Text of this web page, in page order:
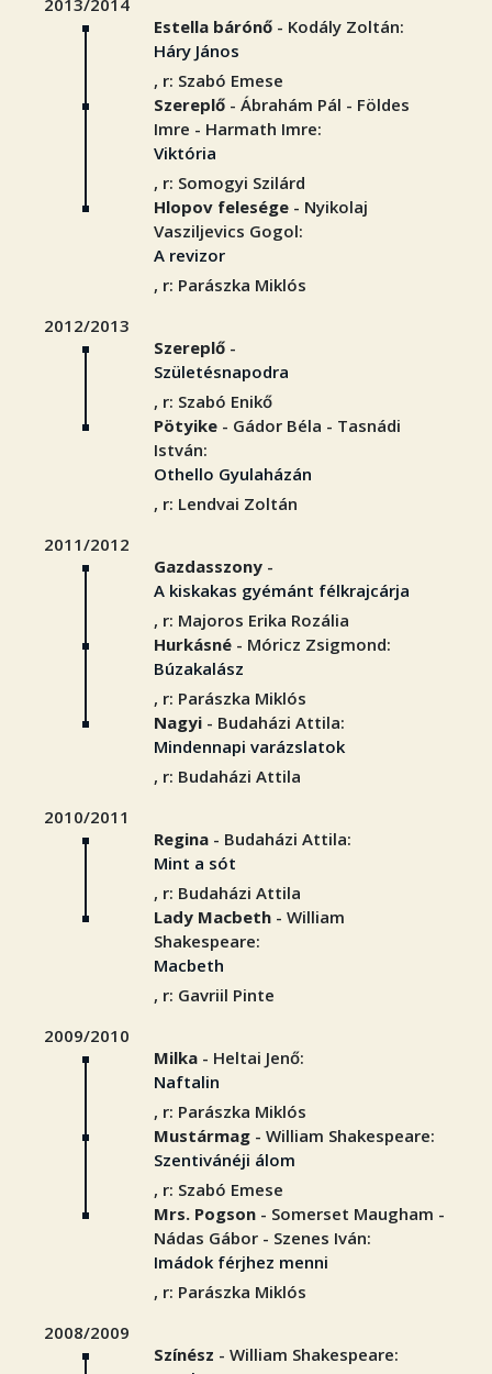
2013/2014
Estella bárónő - Kodály Zoltán:
Háry János
, r: Szabó Emese
Szereplő - Ábrahám Pál - Földes
Imre - Harmath Imre:
Viktória
, r: Somogyi Szilárd
Hlopov felesége - Nyikolaj
Vasziljevics Gogol:
A revizor
, r: Parászka Miklós
2012/2013
Szereplő -
Születésnapodra
, r: Szabó Enikő
Pötyike - Gádor Béla - Tasnádi
István:
Othello Gyulaházán
, r: Lendvai Zoltán
2011/2012
Gazdasszony -
A kiskakas gyémánt félkrajcárja
, r: Majoros Erika Rozália
Hurkásné - Móricz Zsigmond:
Búzakalász
, r: Parászka Miklós
Nagyi - Budaházi Attila:
Mindennapi varázslatok
, r: Budaházi Attila
2010/2011
Regina - Budaházi Attila:
Mint a sót
, r: Budaházi Attila
Lady Macbeth - William
Shakespeare:
Macbeth
, r: Gavriil Pinte
2009/2010
Milka - Heltai Jenő:
Naftalin
, r: Parászka Miklós
Mustármag - William Shakespeare:
Szentivánéji álom
, r: Szabó Emese
Mrs. Pogson - Somerset Maugham -
Nádas Gábor - Szenes Iván:
Imádok férjhez menni
, r: Parászka Miklós
2008/2009
Színész - William Shakespeare: